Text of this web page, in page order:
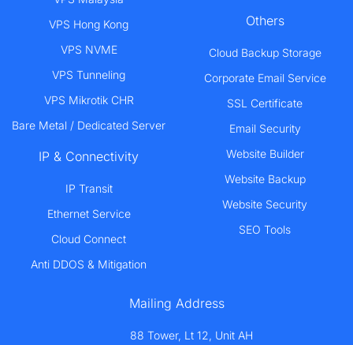
VPS Hong Kong
VPS NVME
VPS Tunneling
VPS Mikrotik CHR
Bare Metal / Dedicated Server
IP & Connectivity
IP Transit
Ethernet Service
Cloud Connect
Anti DDOS & Mitigation
Others
Cloud Backup Storage
Corporate Email Service
SSL Certificate
Email Security
Website Builder
Website Backup
Website Security
SEO Tools
Mailing Address
88 Tower, Lt 12, Unit AH